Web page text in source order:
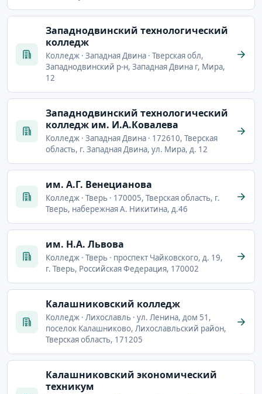
Западнодвинский технологический
колледж
Колледж · Западная Двина · Тверская обл,
Западнодвинский р-н, Западная Двина г, Мира,
12
Западнодвинский технологический
колледж им. И.А.Ковалева
Колледж · Западная Двина · 172610, Тверская
область, г. Западная Двина, ул. Мира, д. 12
им. А.Г. Венецианова
Колледж · Тверь · 170005, Тверская область, г.
Тверь, набережная А. Никитина, д.46
им. Н.А. Львова
Колледж · Тверь · проспект Чайковского, д. 19,
г. Тверь, Российская Федерация, 170002
Калашниковский колледж
Колледж · Лихославль · ул. Ленина, дом 51,
поселок Калашниково, Лихославльский район,
Тверская область, 171205
Калашниковский экономический
техникум